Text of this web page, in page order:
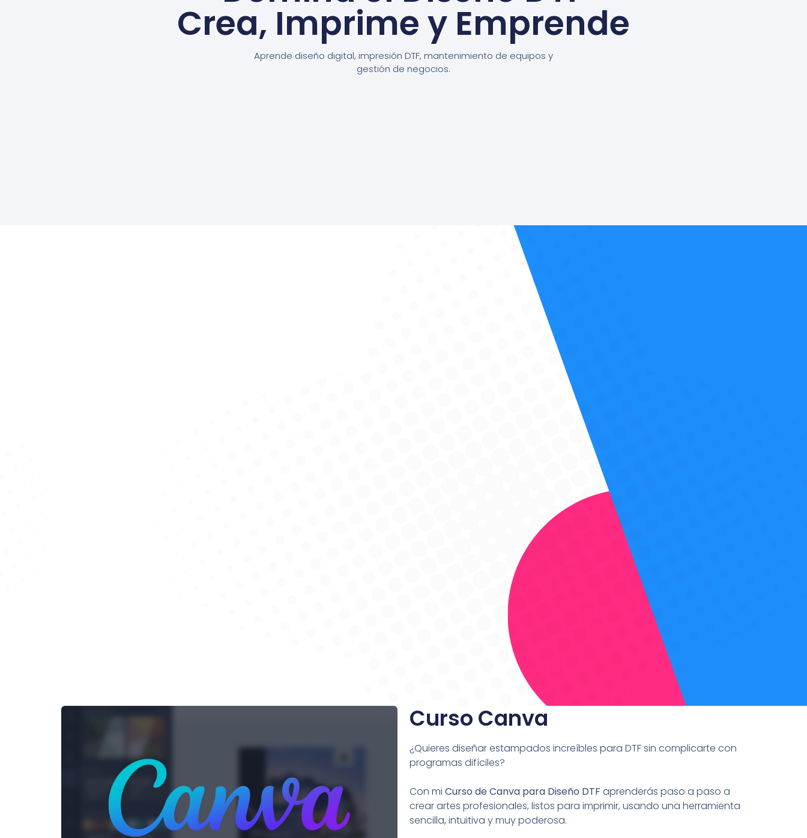
Crea, Imprime y Emprende
Aprende diseño digital, impresión DTF, mantenimiento de equipos y
gestión de negocios.
Curso Canva
¿Quieres diseñar estampados increíbles para DTF sin complicarte con
programas difíciles?
Con mi Curso de Canva para Diseño DTF aprenderás paso a paso a
crear artes profesionales, listos para imprimir, usando una herramienta
sencilla, intuitiva y muy poderosa.